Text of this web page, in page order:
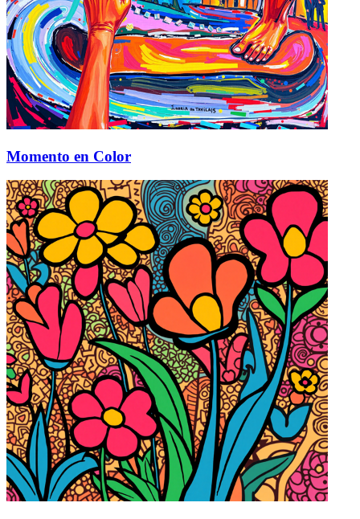
Momento en Color